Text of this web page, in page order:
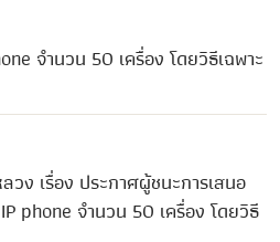
จำนวน 50 เครื่อง โดยวิธีเฉพาะ
ง เรื่อง ประกาศผู้ชนะการเสนอ
phone จำนวน 50 เครื่อง โดยวิธี